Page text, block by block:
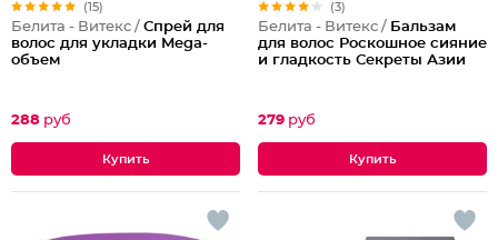
(15)
Белита - Витекс / Спрей для
волос для укладки Mega-
объем
288 руб
(3)
Белита - Витекс / Бальзам
для волос Роскошное сияние
и гладкость Секреты Азии
279 руб